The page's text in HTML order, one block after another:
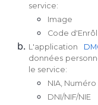
service:
Image
Code
L'application
données
le service:
NIA,
DNI/NIF/NIE